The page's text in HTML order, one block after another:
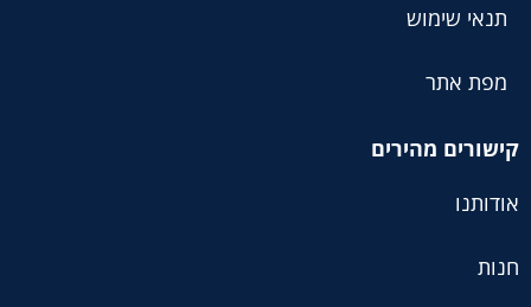
תנאי שימוש
מפת אתר
קישורים מהירים
אודותנו
חנות